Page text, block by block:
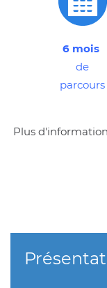
6 mois
de
parcours
Plus